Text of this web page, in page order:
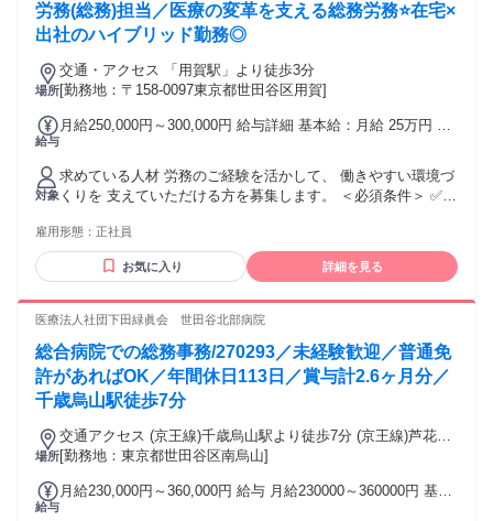
労務(総務)担当／医療の変革を支える総務労務⭐在宅×
出社のハイブリッド勤務◎
場所
交通・アクセス 「⽤賀駅」より徒歩3分
[勤務地：〒158-0097東京都世田谷区用賀]
給与
月給250,000円～300,000円 給与詳細 基本給：月給 25万円 〜
れる通勤・皆勤・家族手当金額：なし 全員に一律で支払われ
るその他手当金額：なし ■年俸：300万円〜360万円 （12分割
した額を月々支給） ■月額：25万円〜30万円 ■想定年収：360
万円〜435万円 （別途支給の賞与を含む目安） ※給与は能力
労働が 20時間を超えた分は別途支給します ■昇給：年1回 （7
月または12月に検討の機会あり） ■賞与：年2回（7月・12
月） （目安：計2.5ヶ月分・年俸とは別途）
対象
求めている人材 労務のご経験を活かして、 働きやすい環境づ
くりを 支えていただける方を募集します。 ＜必須条件＞ ✅給
給与計算に関する用語や仕組みを 理解し、月次給与計算の手
順や 年間の流れを経験されている方 ⏩中小企業・ベンチャー
企業・ 会計事務所等の管理部門で 幅広く業務に携わってきた
タリ＞ ⭐周りの人を支える仕事に やりがいを感じる方 ⭐正確
を 取りながら働ける方 ⭐業務改善や効率化に興味がある方 ⭐
腰を据えて長く働きたい方 ◆・。――――◇・・
◇――――。・◆ ＜活かせる経験・スキル＞ 労務／給与計算
／勤怠管理 社会保険手続き／入退社手続き 産休・育休手続き
／労務管理 人事／総務／総務事務／一般事務 バックオフィス
／管理部門 経理事務／経費精算／事務職 社労士事務所／会計
◇――――。・◆
雇用形態： 正社員
お気に入り 詳細を見る
医療法人社団下田緑眞会 世田谷北部病院
総合病院での総務事務/270293／未経験歓迎／普通免
許があればOK／年間休日113日／賞与計2.6ヶ月分／
千歳烏山駅徒歩7分
場所
交通アクセス (京王線)千歳烏山駅より徒歩7分 (京王線)芦花公
園徒歩8分 交通費支給（上限あり） 上限28,000円/月 自転車通
[勤務地：東京都世田谷区南烏山]
給与
月給230,000円～360,000円 給与 月給230000～360000円 基本